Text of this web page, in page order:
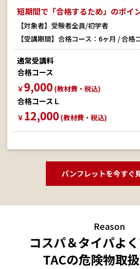
短期間で「合格するため」のポイ
【対象者】受験者全員/初学者
【受講期間】合格コース：6ヶ月 / 合格
通常受講料
合格コース
￥9,000 (教材費・税込)
合格コースＬ
￥ 12,000 (教材費・税込)
パンフレットを今すぐ
Reason
コスパ＆タイパよ
TACの危険物取